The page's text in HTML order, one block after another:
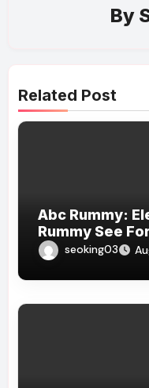
By
Related Post
Abc Rummy:
Rummy See
Players
seoking03